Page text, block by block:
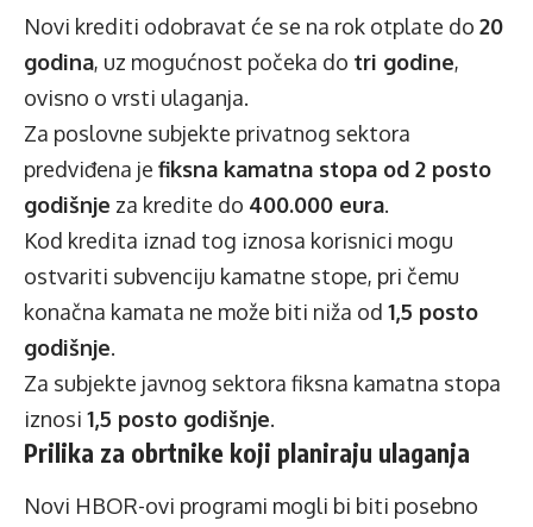
Novi krediti odobravat će se na rok otplate do 20
godina, uz mogućnost počeka do tri godine,
ovisno o vrsti ulaganja.
Za poslovne subjekte privatnog sektora
predviđena je fiksna kamatna stopa od 2 posto
godišnje za kredite do 400.000 eura.
Kod kredita iznad tog iznosa korisnici mogu
ostvariti subvenciju kamatne stope, pri čemu
konačna kamata ne može biti niža od 1,5 posto
godišnje.
Za subjekte javnog sektora fiksna kamatna stopa
iznosi 1,5 posto godišnje.
Prilika za obrtnike koji planiraju ulaganja
Novi HBOR-ovi programi mogli bi biti posebno